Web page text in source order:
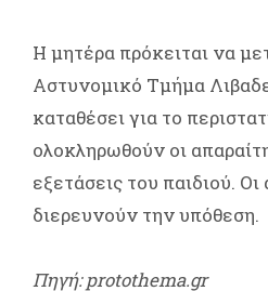
Η μητέρα πρόκειται να
Αστυνομικό Τμήμα
καταθέσει για το
ολοκληρωθούν οι
εξετάσεις του παιδιού.
διερευνούν την υπόθεση.
Πηγή: protothema.gr